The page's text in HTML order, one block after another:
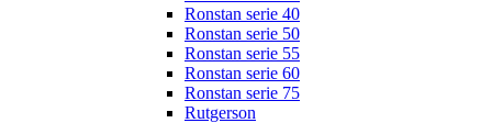
Ronstan serie 40
Ronstan serie 50
Ronstan serie 55
Ronstan serie 60
Ronstan serie 75
Rutgerson